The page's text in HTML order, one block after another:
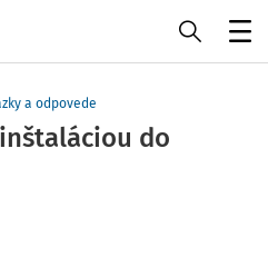
a odpovede
do